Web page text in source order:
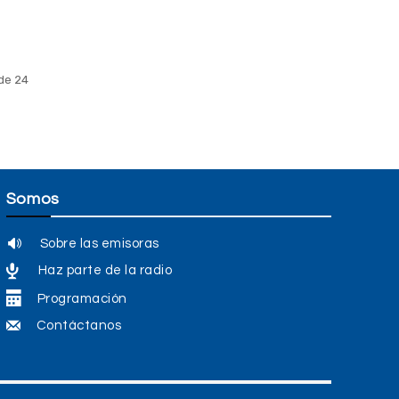
24
Somos
Sobre las emisoras
Haz parte de la radio
Programación
Contáctanos